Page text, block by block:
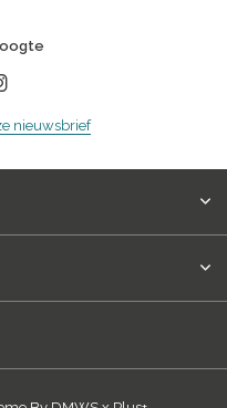
nieuwsbrief